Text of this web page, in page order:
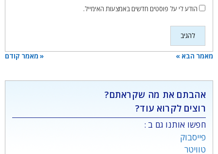
הודע לי על פוסטים חדשים באמצעות האימייל.
« מאמר קודם מאמר הבא »
אהבתם את מה שקראתם?
רוצים לקרוא עוד?
חפשו אותנו גם ב :
פייסבוק
טוויטר